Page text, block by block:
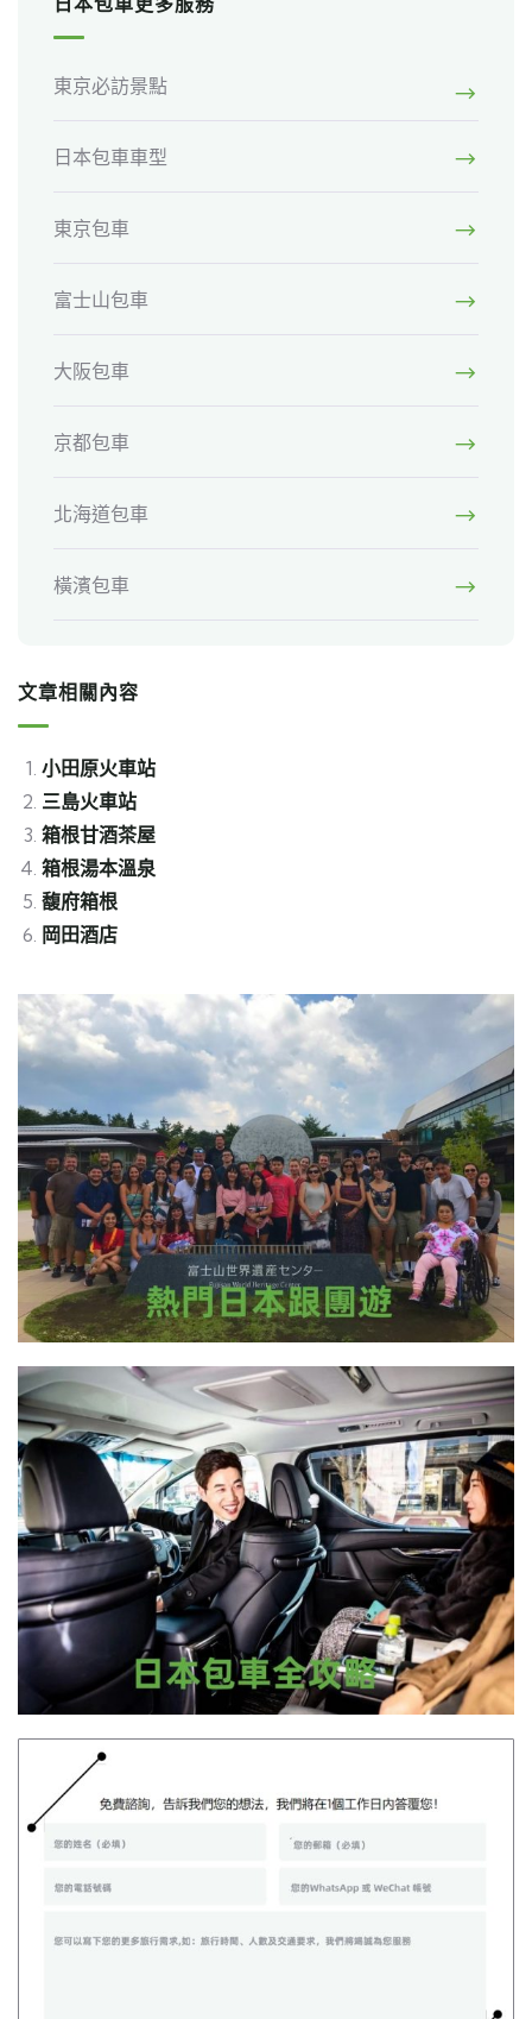
東京必訪景點
日本包車車型
東京包車
富士山包車
大阪包車
京都包車
北海道包車
橫濱包車
文章相關內容
小田原火車站
三島火車站
箱根甘酒茶屋
箱根湯本溫泉
馥府箱根
岡田酒店